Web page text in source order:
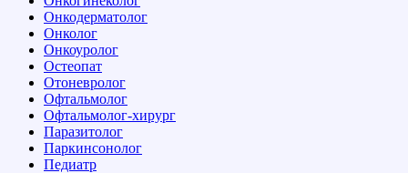
Онкодерматолог
Онколог
Онкоуролог
Остеопат
Отоневролог
Офтальмолог
Офтальмолог-хирург
Паразитолог
Паркинсонолог
Педиатр